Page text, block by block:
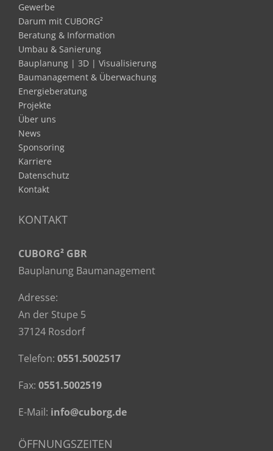
Gewerbe
Darum mit CUBORG²
Beratung & Information
Umbau & Sanierung
Bauplanung | 3D | Visualisierung
Baumanagement & Überwachung
Energieberatung
Projekte
Über uns
News
Sponsoring
Karriere
Datenschutz
Kontakt
KONTAKT
CUBORG² GBR
Bauplanung Baumanagement
Adresse:
An der Stupe 5
37124 Rosdorf
Telefon: 0551.5002517
Fax: 0551.5002519
E-Mail: info@cuborg.de
ÖFFNUNGSZEITEN